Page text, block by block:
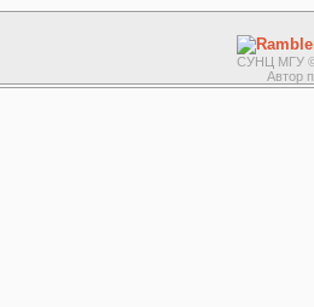
СУНЦ МГУ ©
Автор